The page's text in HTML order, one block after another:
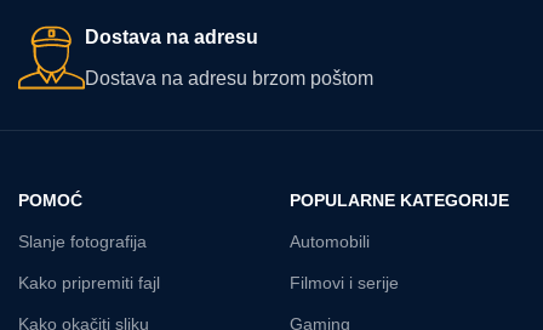
Dostava na adresu
Dostava na adresu brzom poštom
POMOĆ
Slanje fotografija
Kako pripremiti fajl
Kako okačiti sliku
POPULARNE KATEGORIJE
Automobili
Filmovi i serije
Gaming